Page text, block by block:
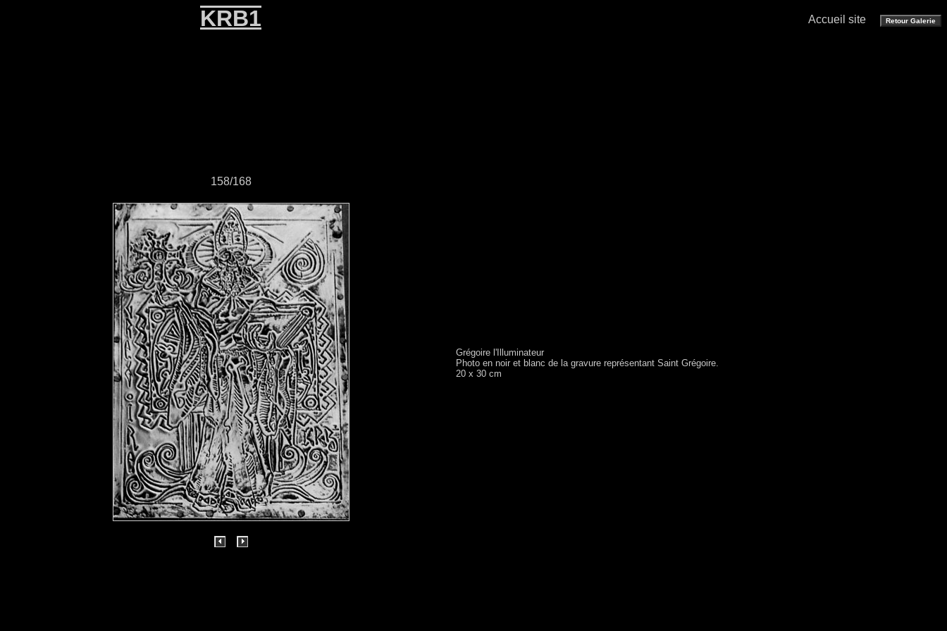
KRB1 Accueil site
158/168
Grégoire l'Illuminateur
Photo en noir et blanc de la gravure représentant Saint Grégoire.
20 x 30 cm